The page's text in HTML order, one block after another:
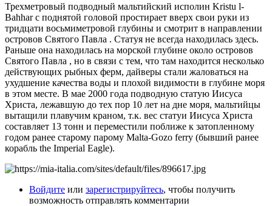
Трехметровый подводный мальтийский исполин Kristu l-
Bahhar с поднятой головой простирает вверх свои руки из
тридцати восьмиметровой глубины и смотрит в направлении
островов Святого Павла . Статуя не всегда находилась здесь.
Раньше она находилась на морской глубине около островов
Святого Павла , но в связи с тем, что там находится несколько
действующих рыбных ферм, дайверы стали жаловаться на
ухудшение качества воды и плохой видимости в глубине моря
в этом месте. В мае 2000 года подводную статую Иисуса
Христа, лежавшую до тех пор 10 лет на дне моря, мальтийцы
вытащили плавучим краном, т.к. вес статуи Иисуса Христа
составляет 13 тонн и переместили поближе к затопленному
годом ранее старому парому Malta-Gozo ferry (бывший ранее
корабль the Imperial Eagle).
Войдите или зарегистрируйтесь, чтобы получить
возможность отправлять комментарии